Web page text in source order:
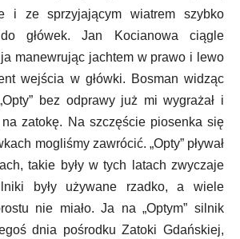
i ze sprzyjającym wiatrem szybko
główek. Jan Kocianowa ciągle
ja manewrując jachtem w prawo i lewo
wejścia w główki. Bosman widząc
bez odprawy już mi wygrażał i
na zatokę. Na szczęście piosenka się
mogliśmy zawrócić. „Opty” pływał
takie były w tych latach zwyczaje
były używane rzadko, a wiele
nie miało. Ja na „Optym” silnik
dnia pośrodku Zatoki Gdańskiej,